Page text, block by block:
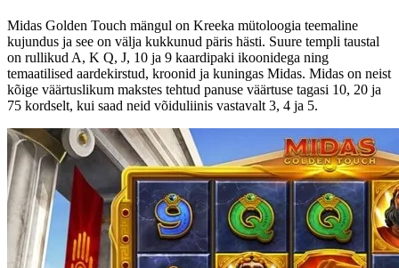
Midas Golden Touch mängul on Kreeka mütoloogia teemaline
kujundus ja see on välja kukkunud päris hästi. Suure templi taustal
on rullikud A, K Q, J, 10 ja 9 kaardipaki ikoonidega ning
temaatilised aardekirstud, kroonid ja kuningas Midas. Midas on neist
kõige väärtuslikum makstes tehtud panuse väärtuse tagasi 10, 20 ja
75 kordselt, kui saad neid võiduliinis vastavalt 3, 4 ja 5.